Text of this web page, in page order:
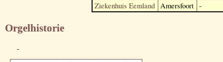
Ziekenhuis Eemland Amersfoort -
Orgelhistorie
-